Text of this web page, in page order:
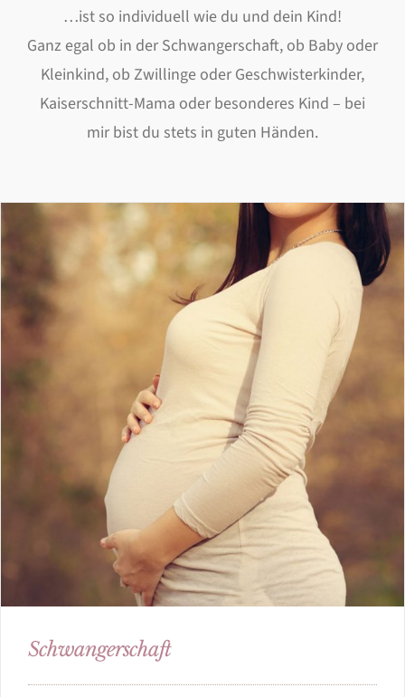
…ist so individuell wie du und dein Kind!
Ganz egal ob in der Schwangerschaft, ob Baby oder
Kleinkind, ob Zwillinge oder Geschwisterkinder,
Kaiserschnitt-Mama oder besonderes Kind – bei
mir bist du stets in guten Händen.
Schwangerschaft